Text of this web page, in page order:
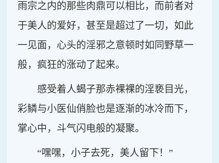
雨宗之内的那些肉鼎可以相比，而前者对
于美人的爱好，甚至是超过了一切，如此
一见面，心头的淫邪之意顿时如同野草一
般，疯狂的涨动了起来。
感受着人蝎子那赤裸裸的淫亵目光，
彩鳞与小医仙俏脸也是逐渐的冰冷而下，
掌心中，斗气闪电般的凝聚。
“嘿嘿，小子去死，美人留下！”